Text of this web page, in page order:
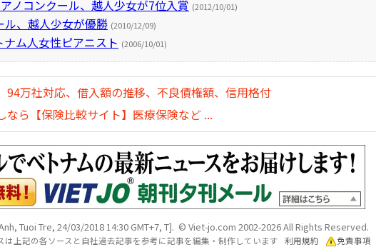
ノコンクール、越人少女が7位入賞 (2012/10/01)
ル、越人少女が優勝 (2010/12/09)
ム人女性ピアニスト (2006/10/01)
94万社対応、借入額の推移、不良債権額、信用格付
なら【保険比較サイト】医療保険など ...
Tuoi Tre, 24/03/2018 14:30 GMT+7, T]. © Viet-jo.com 2002-2026 All Rights Reserved.
は上記の各ソースと自社過去記事を参考に記事を編集・制作しています 利用規約 免責事項